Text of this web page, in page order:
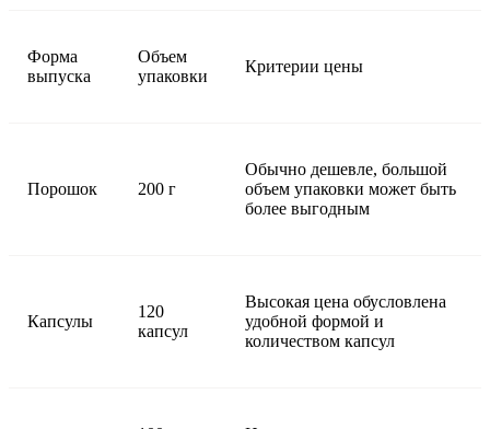
Форма
выпуска
Объем
упаковки
Критерии цены
Порошок 200 г
Обычно дешевле, большой
объем упаковки может быть
более выгодным
Капсулы
120
капсул
Высокая цена обусловлена
удобной формой и
количеством капсул